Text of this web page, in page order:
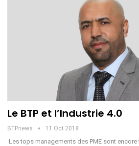
Le BTP et l’Industrie 4.0
BTPnews 11 Oct 2018
Les tops managements des PME sont